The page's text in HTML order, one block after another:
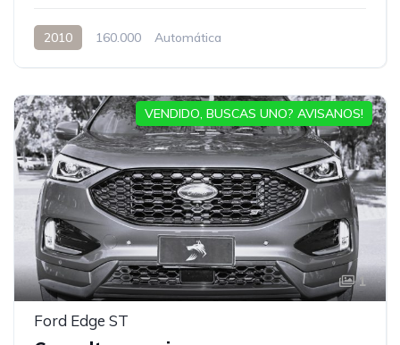
2010 160.000 Automática
1
Ford Edge ST
VENDIDO, BUSCAS UNO? AVISANOS!